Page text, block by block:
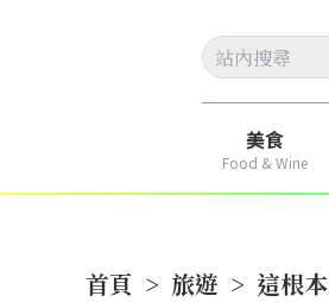
美食
Food & Wine
首頁 > 旅遊 > 這根